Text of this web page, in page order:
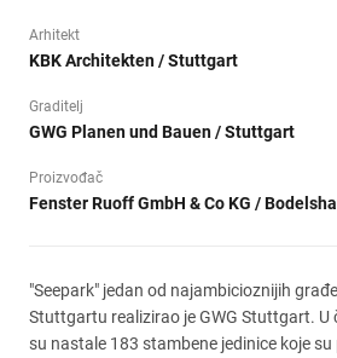
Arhitekt
KBK Architekten / Stuttgart
Graditelj
GWG Planen und Bauen / Stuttgart
Proizvođač
Fenster Ruoff GmbH & Co KG /
"Seepark" jedan od najambicioznijih
Stuttgartu realizirao je GWG Stuttgart.
su nastale 183 stambene jedinice koje